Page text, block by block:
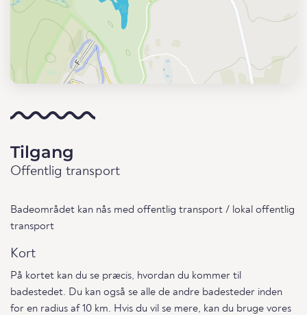
Tilgang
Offentlig transport
Badeområdet kan nås med offentlig transport / lokal offentlig
transport
Kort
På kortet kan du se præcis, hvordan du kommer til
badestedet. Du kan også se alle de andre badesteder inden
for en radius af 10 km. Hvis du vil se mere, kan du bruge vores